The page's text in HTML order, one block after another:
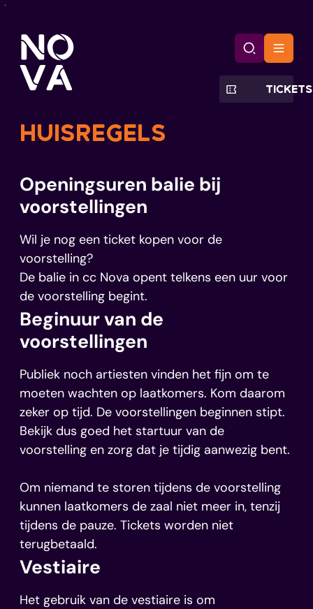
CC Nova
TICKETS
ZoekMenu
HUISREGELS
Openingsuren balie bij
voorstellingen
Wil je nog een ticket kopen voor de
voorstelling?
De balie in cc Nova opent telkens een uur voor
de voorstelling begint.
Beginuur van de
voorstellingen
Publiek noch artiesten vinden het fijn om te
moeten wachten op laatkomers. Kom daarom
zeker op tijd. De voorstellingen beginnen stipt.
Bekijk dus goed het startuur van de
voorstelling en zorg dat je tijdig aanwezig bent.
Om niemand te storen tijdens de voorstelling
kunnen laatkomers de zaal niet meer in, tenzij
tijdens de pauze. Tickets worden niet
terugbetaald.
Vestiaire
Het gebruik van de vestiaire is om